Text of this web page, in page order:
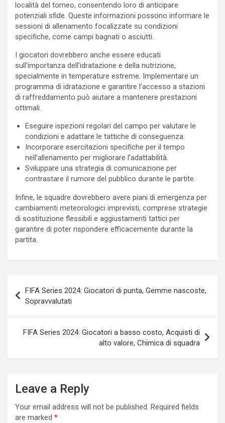
località del torneo, consentendo loro di anticipare
potenziali sfide. Queste informazioni possono informare le
sessioni di allenamento focalizzate su condizioni
specifiche, come campi bagnati o asciutti.
I giocatori dovrebbero anche essere educati
sull’importanza dell’idratazione e della nutrizione,
specialmente in temperature estreme. Implementare un
programma di idratazione e garantire l’accesso a stazioni
di raffreddamento può aiutare a mantenere prestazioni
ottimali.
Eseguire ispezioni regolari del campo per valutare le
condizioni e adattare le tattiche di conseguenza.
Incorporare esercitazioni specifiche per il tempo
nell’allenamento per migliorare l’adattabilità.
Sviluppare una strategia di comunicazione per
contrastare il rumore del pubblico durante le partite.
Infine, le squadre dovrebbero avere piani di emergenza per
cambiamenti meteorologici imprevisti, comprese strategie
di sostituzione flessibili e aggiustamenti tattici per
garantire di poter rispondere efficacemente durante la
partita.
navigation
FIFA Series 2024: Giocatori di punta, Gemme nascoste,
Sopravvalutati
FIFA Series 2024: Giocatori a basso costo, Acquisti di
alto valore, Chimica di squadra
Leave a Reply
Your email address will not be published. Required fields
are marked *